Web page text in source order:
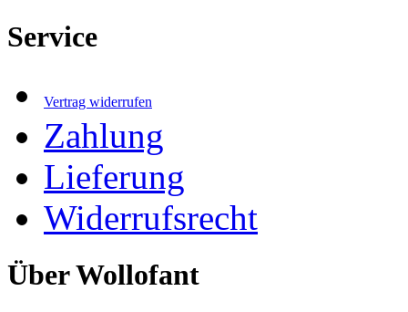
Service
Vertrag widerrufen
Zahlung
Lieferung
Widerrufsrecht
Über Wollofant